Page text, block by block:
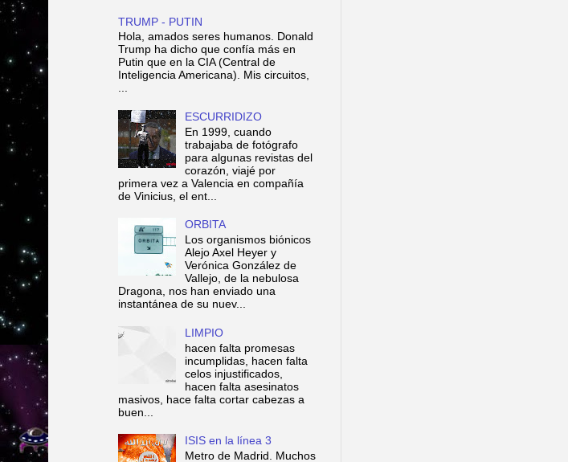
TRUMP - PUTIN
Hola, amados seres humanos. Donald
Trump ha dicho que confía más en
Putin que en la CIA (Central de
Inteligencia Americana). Mis circuitos,
...
ESCURRIDIZO
En 1999, cuando
trabajaba de fotógrafo
para algunas revistas del
corazón, viajé por
primera vez a Valencia en compañía
de Vinicius, el ent...
ORBITA
Los organismos biónicos
Alejo Axel Heyer y
Verónica González de
Vallejo, de la nebulosa
Dragona, nos han enviado una
instantánea de su nuev...
LIMPIO
hacen falta promesas
incumplidas, hacen falta
celos injustificados,
hacen falta asesinatos
masivos, hace falta cortar cabezas a
buen...
ISIS en la línea 3
Metro de Madrid. Muchos